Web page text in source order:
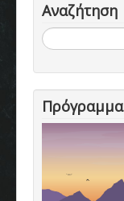
Αναζήτηση
Αναζήτηση...
Πρόγραμμα